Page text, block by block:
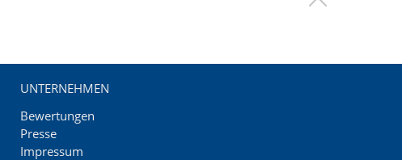
UNTERNEHMEN
Bewertungen
Presse
Impressum